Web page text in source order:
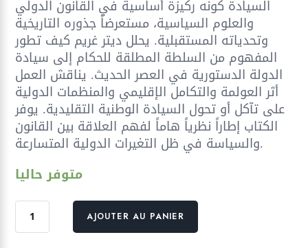
60,00 د.م..
السيادة كونه ركيزة أساسية في القانون الدولي
والعلوم السياسية، مستعرضاً جذوره التاريخية
وتحدياته المستقبلية. يحلل ديتر غريم كيف تطور
المفهوم من السلطة المطلقة للحكام إلى سيادة
الدولة الدستورية في العصر الحديث. يناقش العمل
أثر العولمة والتكامل الإقليمي والمنظمات الدولية
على تآكل أو تحول السيادة الوطنية التقليدية. يوفر
الكتاب إطاراً نظرياً هاماً لفهم العلاقة بين القانون
والسياسة في ظل التغيرات الدولية المتسارعة.
متوفر حاليا
quantité
AJOUTER AU PANIER